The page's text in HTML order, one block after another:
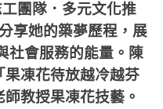
團隊．多元文化推
享她的築夢歷程，展
社會服務的能量。陳
凍花待放越冷越芬
教授果凍花技藝。